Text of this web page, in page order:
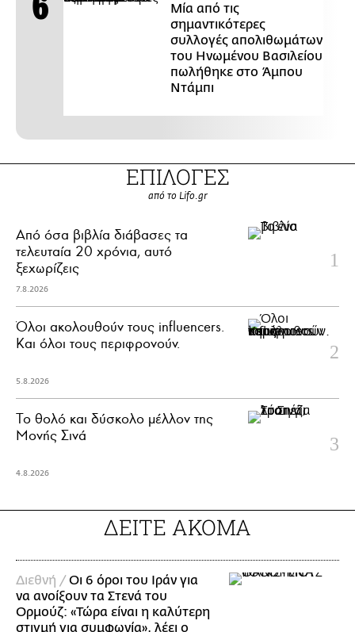
Μία από τις
σημαντικότερες
συλλογές απολιθωμάτων
του Ηνωμένου Βασιλείου
πωλήθηκε στο Άμπου
Ντάμπι
ΕΠΙΛΟΓΕΣ
από το Lifo.gr
Από όσα βιβλία διάβασες τα
τελευταία 20 χρόνια, αυτό
ξεχωρίζεις
7.8.2026
Όλοι ακολουθούν τους influencers.
Και όλοι τους περιφρονούν.
5.8.2026
Το θολό και δύσκολο μέλλον της
Μονής Σινά
4.8.2026
ΔΕΙΤΕ ΑΚΟΜΑ
Διεθνή /Οι 6 όροι του Ιράν για
να ανοίξουν τα Στενά του
Ορμούζ: «Τώρα είναι η καλύτερη
στιγμή για συμφωνία», λέει ο